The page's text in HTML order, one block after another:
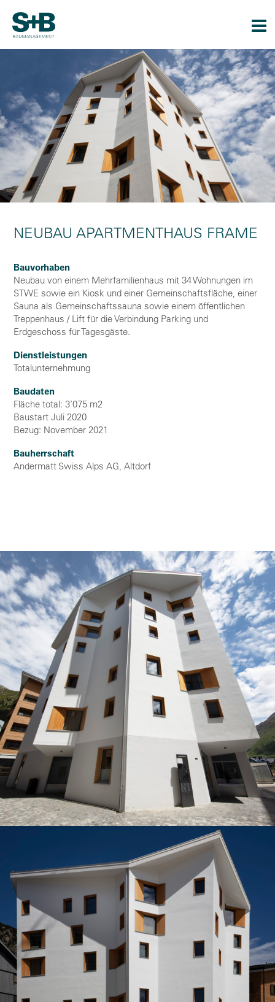
NEUBAU APARTMENTHAUS FRAME
Bauvorhaben
Neubau von einem Mehrfamilienhaus mit 34 Wohnungen im
STWE sowie ein Kiosk und einer Gemeinschaftsfläche, einer
Sauna als Gemeinschaftssauna sowie einem öffentlichen
Treppenhaus / Lift für die Verbindung Parking und
Erdgeschoss für Tagesgäste.
Dienstleistungen
Totalunternehmung
Baudaten
Fläche total: 3’075 m2
Baustart Juli 2020
Bezug: November 2021
Bauherrschaft
Andermatt Swiss Alps AG, Altdorf